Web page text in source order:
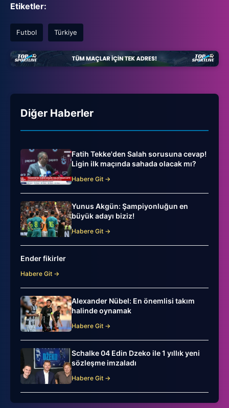
Etiketler:
Futbol Türkiye
Diğer Haberler
Fatih Tekke'den Salah sorusuna cevap!
Ligin ilk maçında sahada olacak mı?
Habere Git →
Yunus Akgün: Şampiyonluğun en
büyük adayı biziz!
Habere Git →
Ender fikirler
Habere Git →
Alexander Nübel: En önemlisi takım
halinde oynamak
Habere Git →
Schalke 04 Edin Dzeko ile 1 yıllık yeni
sözleşme imzaladı
Habere Git →